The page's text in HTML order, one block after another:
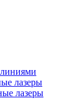
лазеры
лазеры